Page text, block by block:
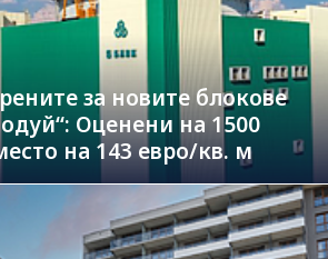
за новите блокове
Оценени на 1500
на 143 евро/кв. м